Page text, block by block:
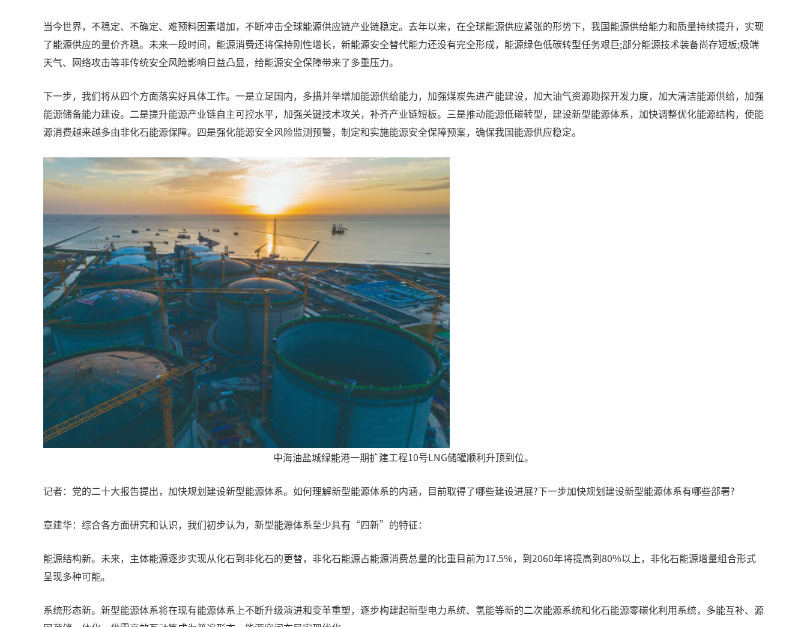
当今世界，不稳定、不确定、难预料因素增加，不断冲击全球能源供应链产业链稳定。去年以来，在全球能源供应紧张的形势下，我国能源供给能力和质量持续提升，实现
了能源供应的量价齐稳。未来一段时间，能源消费还将保持刚性增长，新能源安全替代能力还没有完全形成，能源绿色低碳转型任务艰巨;部分能源技术装备尚存短板;极端
天气、网络攻击等非传统安全风险影响日益凸显，给能源安全保障带来了多重压力。
下一步，我们将从四个方面落实好具体工作。一是立足国内，多措并举增加能源供给能力，加强煤炭先进产能建设，加大油气资源勘探开发力度，加大清洁能源供给，加强
能源储备能力建设。二是提升能源产业链自主可控水平，加强关键技术攻关，补齐产业链短板。三是推动能源低碳转型，建设新型能源体系，加快调整优化能源结构，使能
源消费越来越多由非化石能源保障。四是强化能源安全风险监测预警，制定和实施能源安全保障预案，确保我国能源供应稳定。
中海油盐城绿能港一期扩建工程10号LNG储罐顺利升顶到位。
记者：党的二十大报告提出，加快规划建设新型能源体系。如何理解新型能源体系的内涵，目前取得了哪些建设进展?下一步加快规划建设新型能源体系有哪些部署?
章建华：综合各方面研究和认识，我们初步认为，新型能源体系至少具有“四新”的特征：
能源结构新。未来，主体能源逐步实现从化石到非化石的更替，非化石能源占能源消费总量的比重目前为17.5%，到2060年将提高到80%以上，非化石能源增量组合形式
呈现多种可能。
系统形态新。新型能源体系将在现有能源体系上不断升级演进和变革重塑，逐步构建起新型电力系统、氢能等新的二次能源系统和化石能源零碳化利用系统，多能互补、源